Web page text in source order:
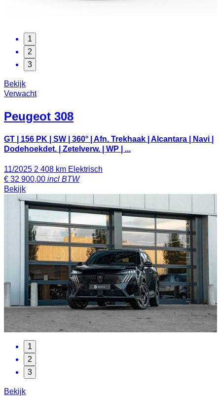
1
2
3
Bekijk
Verwacht
Peugeot 308
GT | 156 PK | SW | 360° | Afn. Trekhaak | Alcantara | Navi |
Dodehoekdet. | Zetelverw. | WP | ...
11/2025 2 408 km Elektrisch
€ 32 900,00 incl BTW
Bekijk
1
2
3
Bekijk